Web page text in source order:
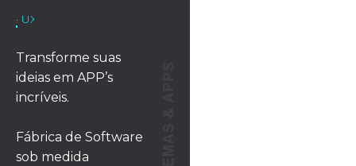
· UX/UI DESIGN
Transforme suas
ideias em APP’s
incríveis.
Fábrica de Software
sob medida